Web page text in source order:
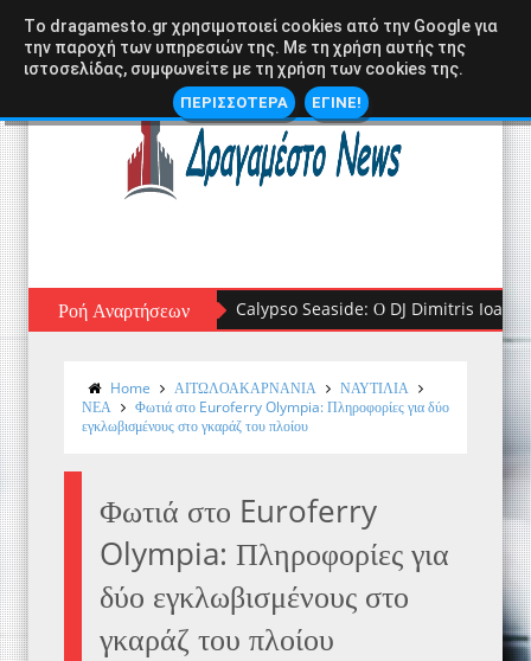
Ροή Αναρτήσεων Ο Γιώργος Λιβάνης Live στον Αστακό:
Home ΑΙΤΩΛΟΑΚΑΡΝΑΝΙΑ
ΝΑΥΤΙΛΙΑ
ΝΕΑ
Φωτιά στο Euroferry Olympia: Πληροφορίες για δύο
εγκλωβισμένους στο γκαράζ του πλοίου
Φωτιά στο Euroferry
Olympia: Πληροφορίες για
δύο εγκλωβισμένους στο
γκαράζ του πλοίου
Tο dragamesto.gr χρησιμοποιεί cookies από την Google για
την παροχή των υπηρεσιών της. Με τη χρήση αυτής της
ιστοσελίδας, συμφωνείτε με τη χρήση των cookies της.
ΠΕΡΙΣΣΟΤΕΡΑ ΕΓΙΝΕ!